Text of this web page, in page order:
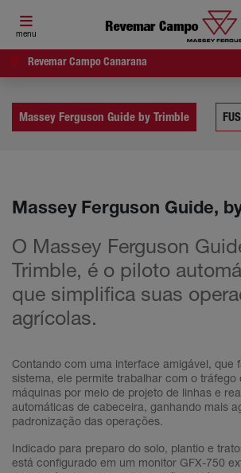
menu
Revemar Campo Canarana
Massey Ferguson Guide by Trimble
Massey Ferguson Guide,
O Massey Ferguson
Trimble, é o piloto
que simplifica suas
agrícolas.
Contando com uma interface amigável, que
sistema, ele permite trabalhar com o tráfego
máquinas por meio de projeto de linhas e
automáticas de cabeceira, ganhando mais
padronização das operações.
Indicado para preparo do solo, plantio e
está configurado em um monitor GFX-750